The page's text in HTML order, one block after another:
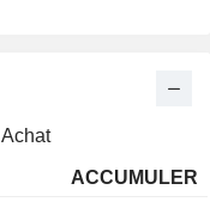
Achat
ACCUMULER